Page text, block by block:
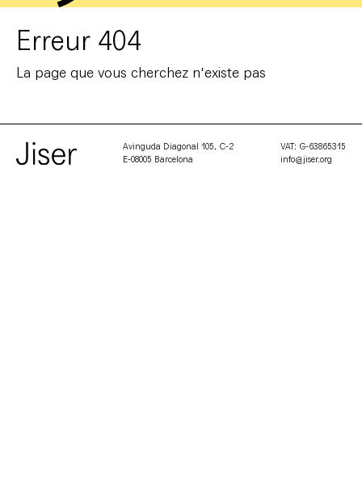
Erreur 404
La page que vous cherchez n'existe pas
Avinguda Diagonal 105, C-2
E-08005 Barcelona
VAT: G-63865315
info@jiser.org